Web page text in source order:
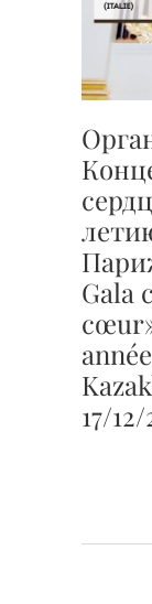
Gala
17/